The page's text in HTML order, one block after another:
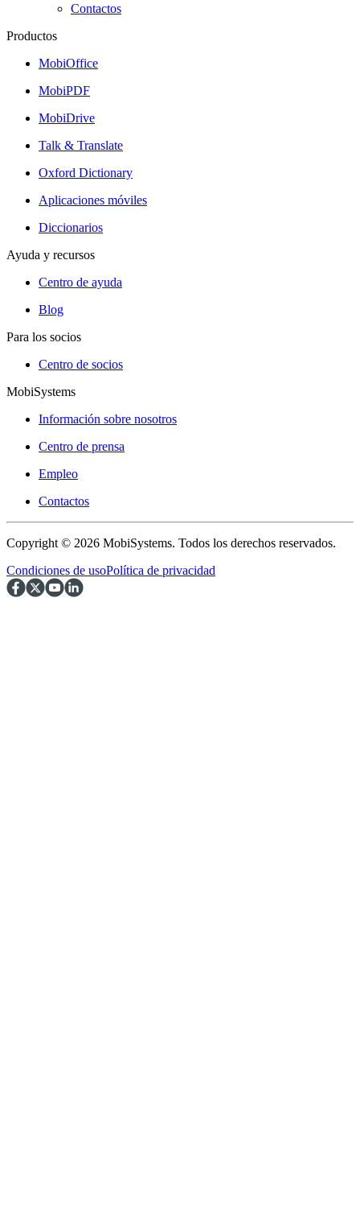
Contactos
Productos
MobiOffice
MobiPDF
MobiDrive
Talk & Translate
Oxford Dictionary
Aplicaciones móviles
Diccionarios
Ayuda y recursos
Centro de ayuda
Blog
Para los socios
Centro de socios
MobiSystems
Información sobre nosotros
Centro de prensa
Empleo
Contactos
Copyright © 2026 MobiSystems. Todos los derechos reservados.
Condiciones de usoPolítica de privacidad